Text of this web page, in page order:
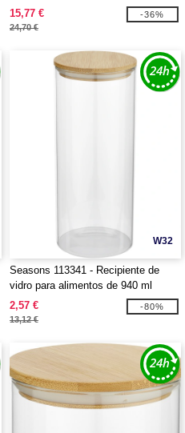
15,77 €
24,70 €
-36%
W32
Seasons 113341 - Recipiente de
vidro para alimentos de 940 ml
"Boley"
2,57 €
13,12 €
-80%